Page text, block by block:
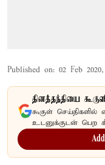
Published on: 02 Feb
தினத்தந்தியை
கூகுள் செய்திகளில்
உடனுக்குடன் பெற